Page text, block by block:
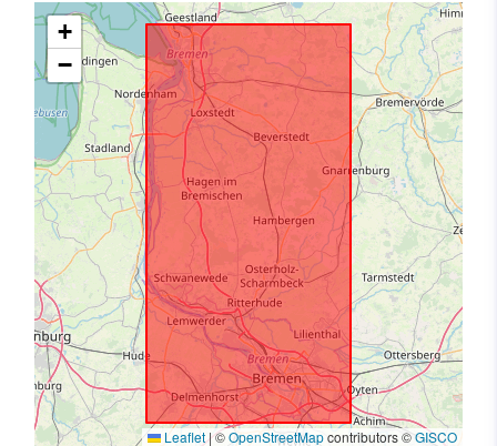
+
−
Leaflet|©OpenStreetMapcontributors ©GISCO